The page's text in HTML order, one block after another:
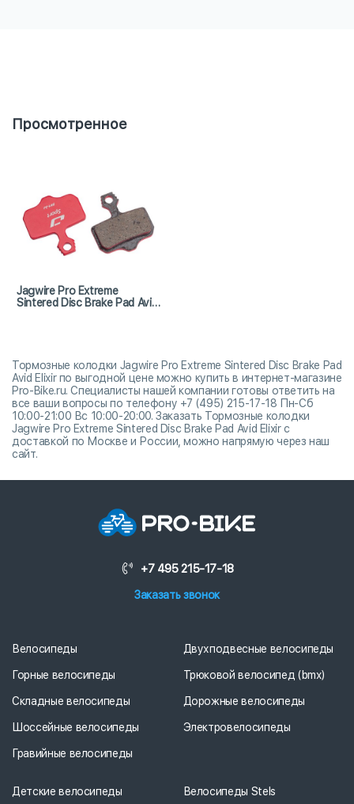
Просмотренное
Jagwire Pro Extreme
Sintered Disc Brake Pad Avid
Тормозные колодки Jagwire Pro Extreme Sintered Disc Brake Pad
Avid Elixir по выгодной цене можно купить в интернет-магазине
Pro-Bike.ru. Специалисты нашей компании готовы ответить на
все ваши вопросы по телефону +7 (495) 215-17-18 Пн-Сб
10:00-21:00 Вс 10:00-20:00. Заказать Тормозные колодки
Jagwire Pro Extreme Sintered Disc Brake Pad Avid Elixir с
доставкой по Москве и России, можно напрямую через наш
сайт.
+7 495 215-17-18
Заказать звонок
Велосипеды
Горные велосипеды
Складные велосипеды
Шоссейные велосипеды
Гравийные велосипеды
Двухподвесные велосипеды
Трюковой велосипед (bmx)
Дорожные велосипеды
Электровелосипеды
Детские велосипеды Велосипеды Stels